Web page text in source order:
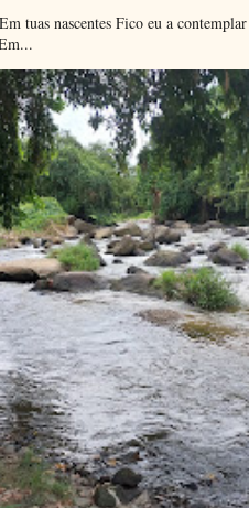
tuas nascentes Fico eu a